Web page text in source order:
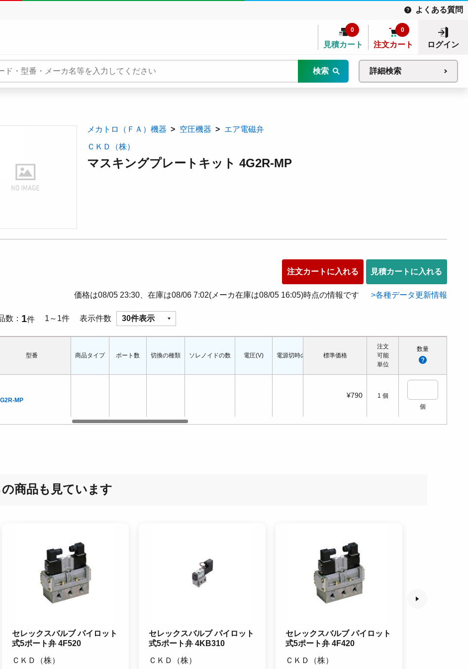
よくある質問
見積カート
0
注文カート
0
ログイン
検索 詳細検索
メカトロ（ＦＡ）機器 空圧機器 エア電磁弁
ＣＫＤ（株）
マスキングプレートキット 4G2R-MP
注文カートに入れる 見積カートに入れる
価格は08/05 23:30、在庫は08/06 7:02(メーカ在庫は08/05 16:05)時点の情報です 各種データ更新情報
数 1件 1～1件 表示件数 30件表示
型番
MP
商品タイプ ポート数 切換の種類 ソレノイドの数 電圧(V) 電源切時の状態 配管口の種類 配管ねじの呼び 適応シリンダ径
標準価格
注文
可能
単位
数量
¥790 1 個
個
商品も見ています
セレックスバルブ パイロット
式5ポート弁 4F520
ＣＫＤ（株）
セレックスバルブ パイロット
式5ポート弁 4KB310
ＣＫＤ（株）
セレックスバルブ パイロット
式5ポート弁 4F420
ＣＫＤ（株）